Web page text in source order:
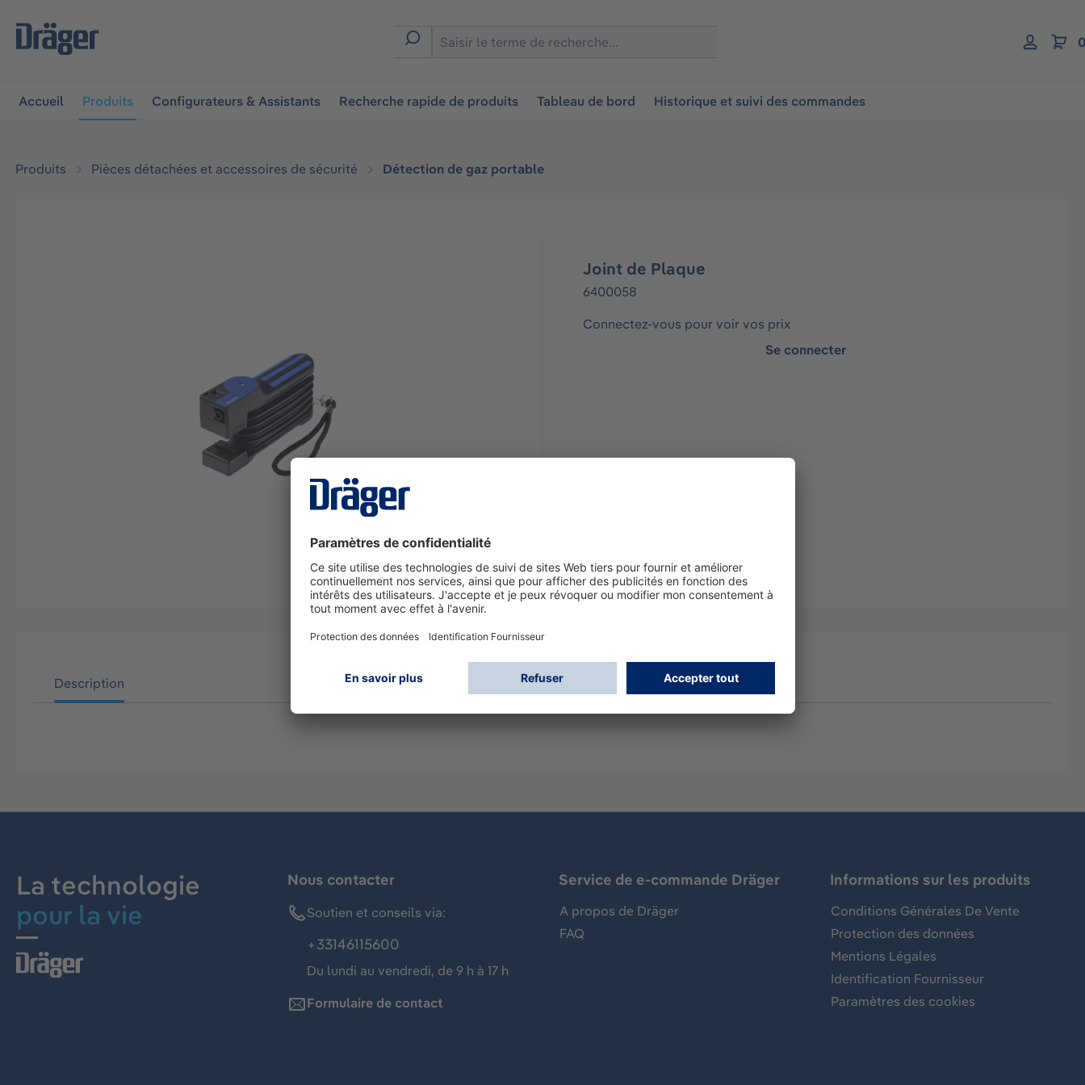
à la navigation principale
Accueil Produits Configurateurs & Assistants Recherche rapide de produits Tableau de bord Historique et suivi des commandes
Produits Pièces détachées et accessoires de sécurité Détection de gaz portable
Joint de Plaque
6400058
Connectez-vous pour voir vos prix
Se connecter
Description
La technologie
pour la vie
Nous contacter
Soutien et conseils via:
+33146115600
Du lundi au vendredi, de 9 h à 17 h
Formulaire de contact
Service de e-commande Dräger
A propos de Dräger
FAQ
Informations sur les produits
Conditions Générales De Vente
Protection des données
Mentions Légales
Identification Fournisseur
Paramètres des cookies